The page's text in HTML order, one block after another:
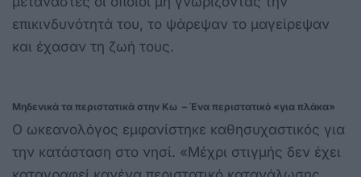
επικινδυνότητά του, το ψάρεψαν το μαγείρεψαν
και έχασαν τη ζωή τους.
Μηδενικά τα περιστατικά στην Κω – Ένα περιστατικό «για πλάκα»
Ο ωκεανολόγος εμφανίστηκε καθησυχαστικός για
την κατάσταση στο νησί. «Μέχρι στιγμής δεν έχει